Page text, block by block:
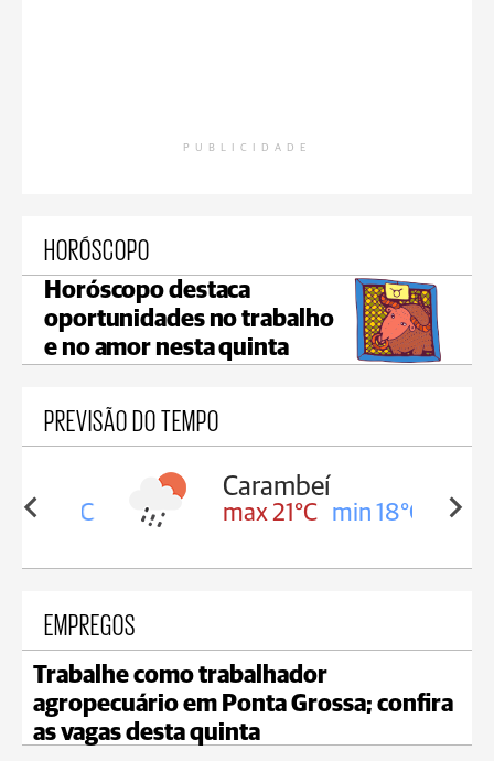
PUBLICIDADE
HORÓSCOPO
Horóscopo destaca
oportunidades no trabalho
e no amor nesta quinta
PREVISÃO DO TEMPO
18°C
Carambeí
max 21°C min 18°C
EMPREGOS
Trabalhe como trabalhador
agropecuário em Ponta Grossa; confira
as vagas desta quinta